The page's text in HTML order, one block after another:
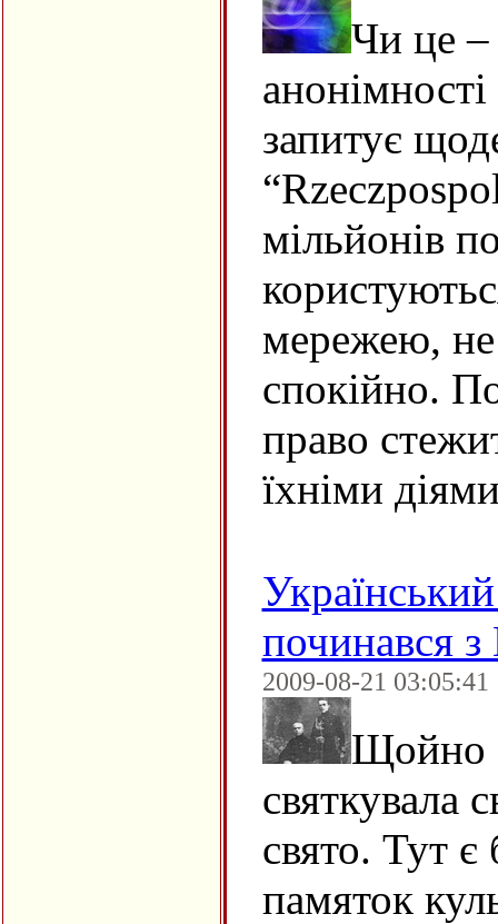
Чи це –
анонімності
запитує
мільйонів
мережею,
спокійно.
право
їхніми
починався
2009-08-21 03:05:41
Щойно
святкувала
свято. Тут є
памяток